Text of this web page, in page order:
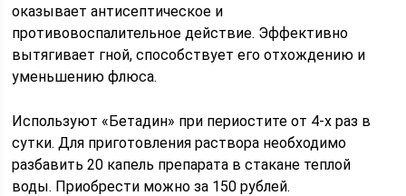
оказывает антисептическое и
противовоспалительное действие. Эффективно
вытягивает гной, способствует его отхождению и
уменьшению флюса.
Используют «Бетадин» при периостите от 4-х раз в
сутки. Для приготовления раствора необходимо
разбавить 20 капель препарата в стакане теплой
воды. Приобрести можно за 150 рублей.